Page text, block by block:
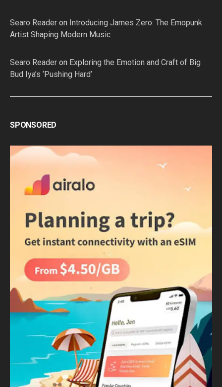
Searo Reader on Introducing James Zero: The Emopunk
Artist Shaping Modern Music
Searo Reader on Exploring the Emotion and Craft of Big
Bud Iya’s ‘Pushing Hard’
SPONSORED